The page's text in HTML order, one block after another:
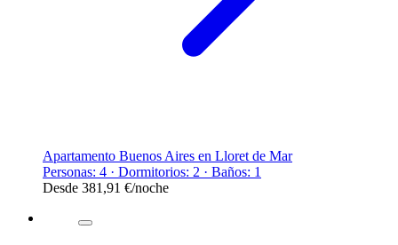
Apartamento Buenos Aires en Lloret de Mar
Personas: 4 · Dormitorios: 2 · Baños: 1
Desde 381,91 €/noche